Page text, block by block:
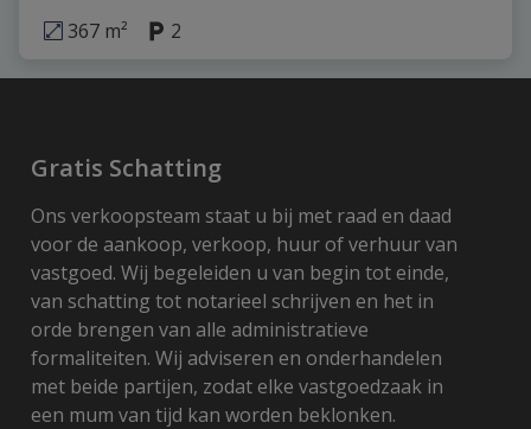
367 m² 2
Gratis Schatting
Ons verkoopsteam staat u bij met raad en daad
voor de aankoop, verkoop, huur of verhuur van
vastgoed. Wij begeleiden u van begin tot einde,
van schatting tot notarieel schrijven en het in
orde brengen van alle administratieve
formaliteiten. Wij adviseren en onderhandelen
met beide partijen, zodat elke vastgoedzaak in
een mum van tijd kan worden beklonken.